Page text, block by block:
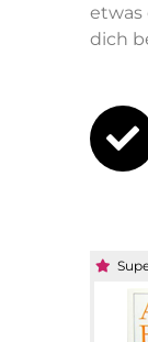
etwas
dich